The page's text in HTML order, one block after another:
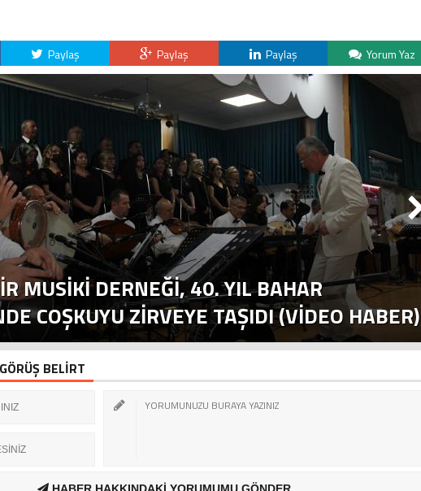
Paylaş Paylaş Paylaş Yorum Yaz
MUSIKI DERNEĞI, 40. YIL BAHAR
COŞKUYU ZIRVEYE TAŞIDI (VİDEO HABER)
BELİRT